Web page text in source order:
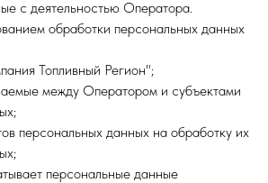
с деятельностью Оператора.
обработки персональных данных
Топливный Регион";
между Оператором и субъектами
персональных данных на обработку их
персональные данные